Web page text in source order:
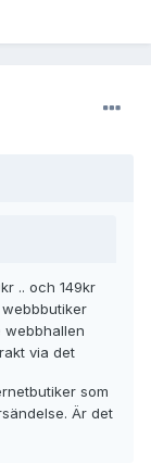
.. och 149kr
webbhallen
via det
som
Är det